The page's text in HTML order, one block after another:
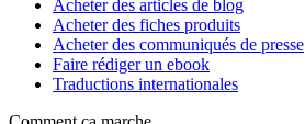
Acheter des articles de blog
Acheter des fiches produits
Acheter des communiqués de presse
Faire rédiger un ebook
Traductions internationales